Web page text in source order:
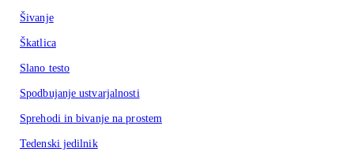
Šivanje
Škatlica
Slano testo
Spodbujanje ustvarjalnosti
Sprehodi in bivanje na prostem
Tedenski jedilnik